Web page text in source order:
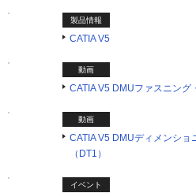
製品情報
CATIA V5
動画
CATIA V5 DMUファスニング
動画
CATIA V5 DMUディメンシ
（DT1）
イベント